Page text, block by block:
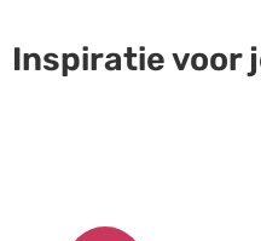
Inspiratie voor